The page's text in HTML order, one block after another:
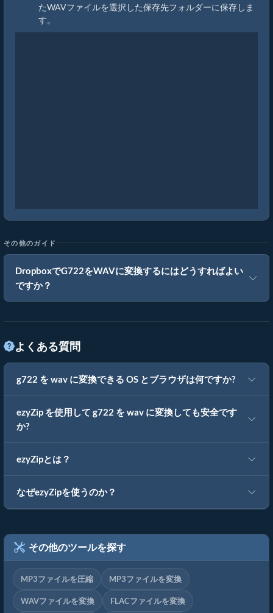
たWAVファイルを選択した保存先フォルダーに保存しま
す。
その他のガイド
DropboxでG722をWAVに変換するにはどうすればよい
ですか？
よくある質問
g722 を wav に変換できる OS とブラウザは何ですか?
ezyZip を使用して g722 を wav に変換しても安全です
か?
ezyZipとは？
なぜezyZipを使うのか？
その他のツールを探す
MP3ファイルを圧縮 MP3ファイルを変換
WAVファイルを変換 FLACファイルを変換